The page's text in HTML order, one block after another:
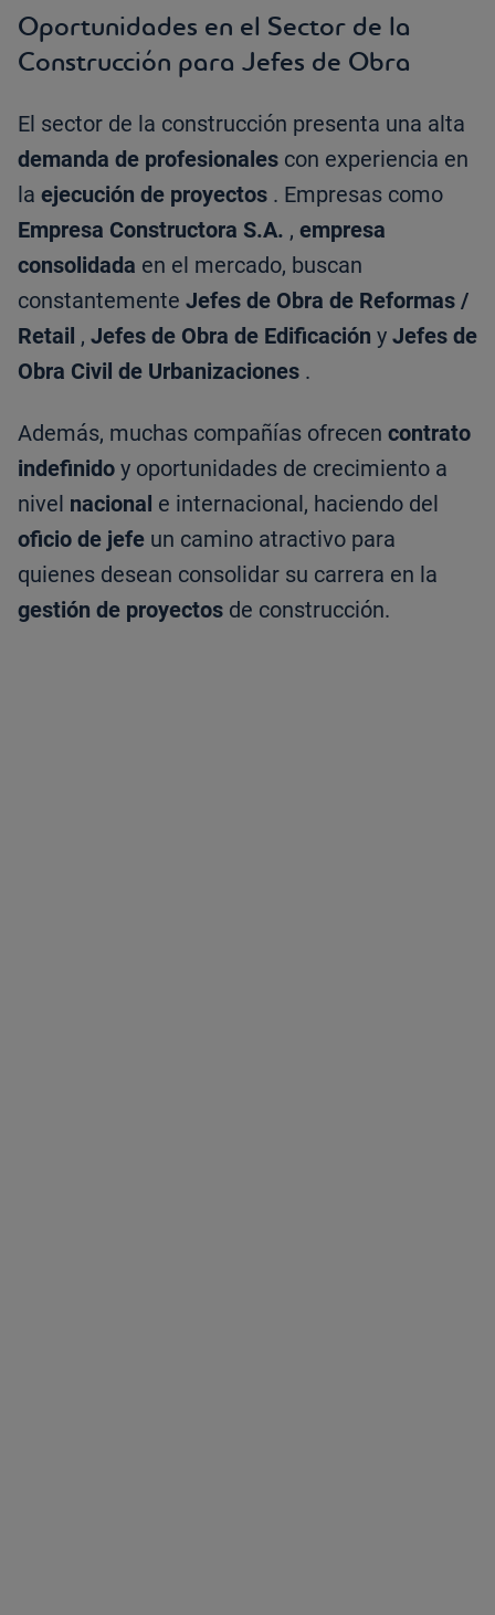
Oportunidades en el Sector de la
Construcción para Jefes de Obra
El sector de la construcción presenta una alta
demanda de profesionales con experiencia en
la ejecución de proyectos . Empresas como
Empresa Constructora S.A. , empresa
consolidada en el mercado, buscan
constantemente Jefes de Obra de Reformas /
Retail , Jefes de Obra de Edificación y Jefes de
Obra Civil de Urbanizaciones .
Además, muchas compañías ofrecen contrato
indefinido y oportunidades de crecimiento a
nivel nacional e internacional, haciendo del
oficio de jefe un camino atractivo para
quienes desean consolidar su carrera en la
gestión de proyectos de construcción.